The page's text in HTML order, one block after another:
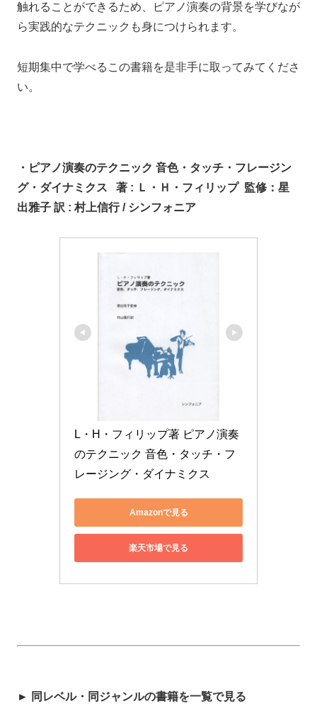
触れることができるため、ピアノ演奏の背景を学びなが
ら実践的なテクニックも身につけられます。
短期集中で学べるこの書籍を是非手に取ってみてくださ
い。
・ピアノ演奏のテクニック 音色・タッチ・フレージン
グ・ダイナミクス 著 : Ｌ・Ｈ・フィリップ 監修：星
出雅子 訳 : 村上信行 / シンフォニア
L・H・フィリップ著 ピアノ演奏
のテクニック 音色・タッチ・フ
レージング・ダイナミクス
Amazonで見る
楽天市場で見る
► 同レベル・同ジャンルの書籍を一覧で見る